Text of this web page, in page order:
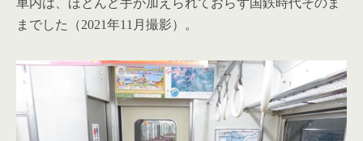
車内は、ほとんど手が加えられておらず国鉄時代そのま
までした（2021年11月撮影）。